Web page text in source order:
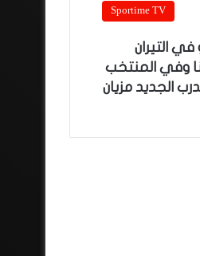
Sportime TV
التيران
وفي المنتخب
الجديد مزيان